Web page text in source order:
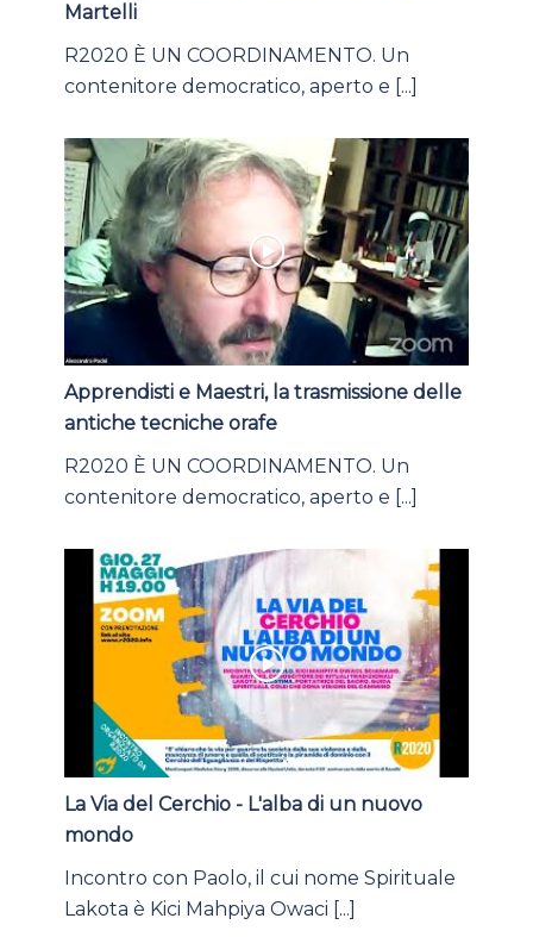
Martelli
R2020 È UN COORDINAMENTO. Un
contenitore democratico, aperto e [...]
Apprendisti e Maestri, la trasmissione delle
antiche tecniche orafe
R2020 È UN COORDINAMENTO. Un
contenitore democratico, aperto e [...]
La Via del Cerchio - L'alba di un nuovo
mondo
Incontro con Paolo, il cui nome Spirituale
Lakota è Kici Mahpiya Owaci [...]